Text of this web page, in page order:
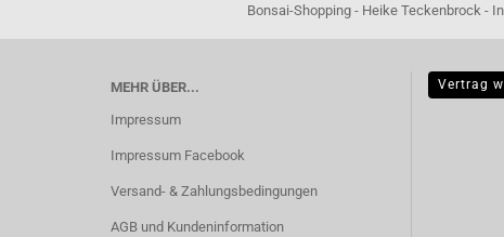
Bonsai-Shopping - Heike Teckenbrock - In der Ham 16 -
MEHR ÜBER...
Impressum
Impressum Facebook
Versand- & Zahlungsbedingungen
AGB und Kundeninformation
Vertrag